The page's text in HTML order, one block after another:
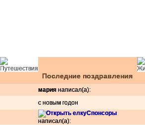
Последние поздравления
мария написал(а):
с новым годон
Спонсоры
написал(а):